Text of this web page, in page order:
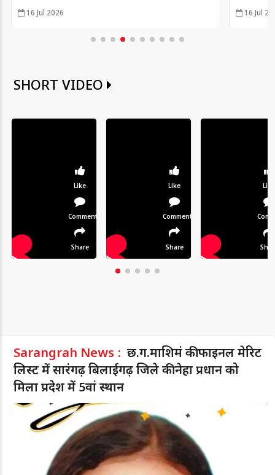
16 Jul 2026 16 Jul
SHORT VIDEO
Like
Comment
Share
Like
Comment
Share
Like
Sarangrah News : छ.ग.माशिमं की फाइनल मेरिट
लिस्ट में सारंगढ़ बिलाईगढ़ जिले की नेहा प्रधान को
मिला प्रदेश में 5वां स्थान